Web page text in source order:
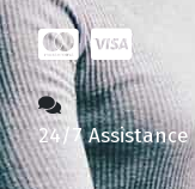
24/7 Assistance